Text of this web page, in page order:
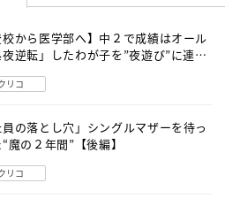
校から医学部へ】中２で成績はオール
夜逆転」したわが子を”夜遊び”に連れ
リコ
員の落とし穴」シングルマザーを待っ
魔の２年間”【後編】
リコ